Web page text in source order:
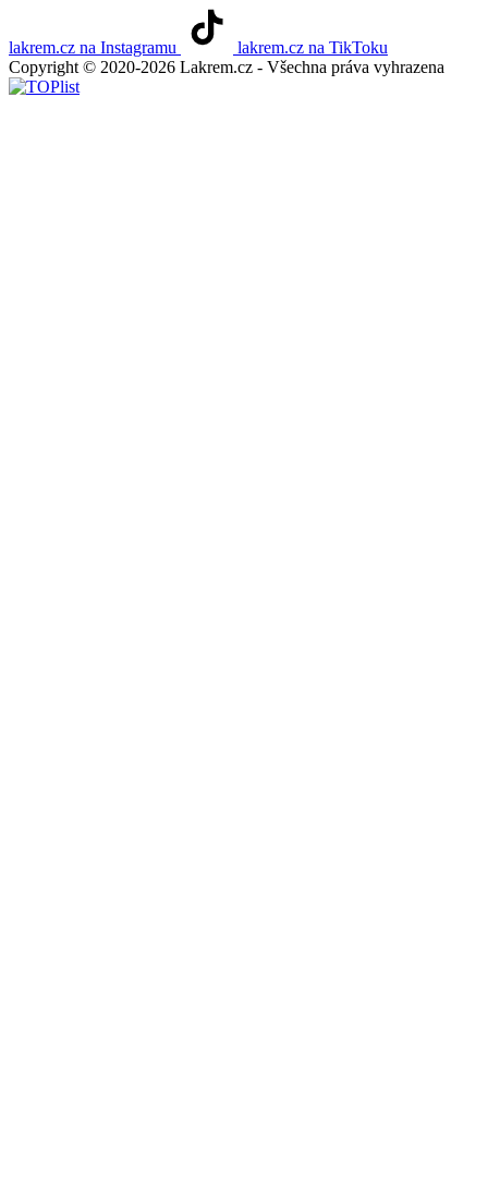
lakrem.cz na Instagramu
lakrem.cz na TikToku
Copyright © 2020-2026 Lakrem.cz - Všechna práva vyhrazena